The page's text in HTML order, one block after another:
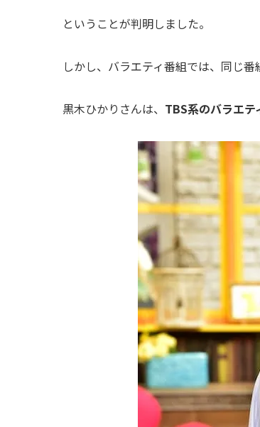
ということが判明しました。
しかし、バラエティ番組では、同じ番
黒木ひかりさんは、 TBS系のバラエテ